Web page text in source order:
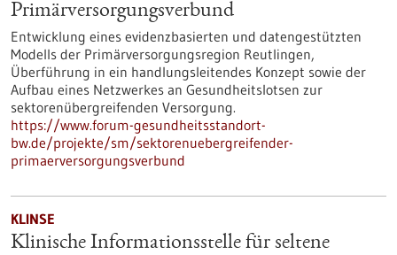
Primärversorgungsverbund
Entwicklung eines evidenzbasierten und datengestützten
Modells der Primärversorgungsregion Reutlingen,
Überführung in ein handlungsleitendes Konzept sowie der
Aufbau eines Netzwerkes an Gesundheitslotsen zur
sektorenübergreifenden Versorgung.
https://www.forum-gesundheitsstandort-
bw.de/projekte/sm/sektorenuebergreifender-
primaerversorgungsverbund
KLINSE
Klinische Informationsstelle für seltene